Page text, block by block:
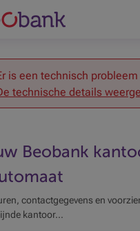
is een technisch
technische details
Beobank
contactgegevens en
kantoor…